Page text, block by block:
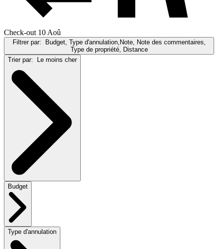
Check-out 10 Aoû
Filtrer par: Budget, Type d'annulation,Note, Note des commentaires,
Type de propriété, Distance
Trier par: Le moins cher
Budget
Type d'annulation